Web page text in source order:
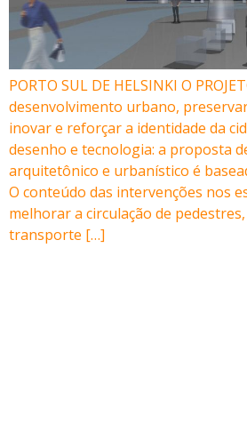
PORTO SUL DE HELSINKI O
desenvolvimento urbano,
inovar e reforçar a identidade da
desenho e tecnologia: a proposta
arquitetônico e urbanístico é
O conteúdo das intervenções nos
melhorar a circulação de
transporte […]